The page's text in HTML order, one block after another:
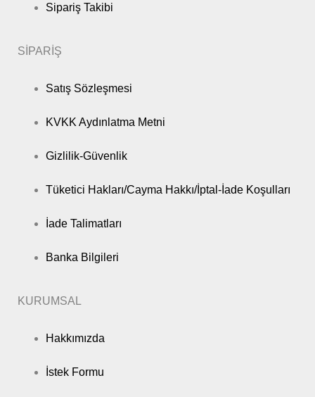
Sipariş Takibi
SİPARİŞ
Satış Sözleşmesi
KVKK Aydınlatma Metni
Gizlilik-Güvenlik
Tüketici Hakları/Cayma Hakkı/İptal-İade Koşulları
İade Talimatları
Banka Bilgileri
KURUMSAL
Hakkımızda
İstek Formu